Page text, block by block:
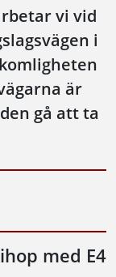
vi vid
i
är
gå att ta
med E4